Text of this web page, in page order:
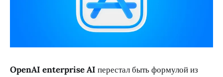
OpenAI enterprise AI перестал быть формулой из